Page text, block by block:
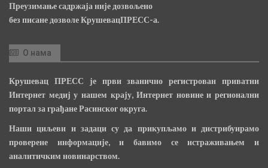
Преузимање садржаја није дозвољено
без писане дозволе КрушевацПРЕСС-а.
О нама
Крушевац ПРЕСС је први званично регистрован приватни
Интернет медиј у нашем крају, Интернет новине и регионални
портал за грађане Расинског округа.
Наши циљеви и задаци су да прикупљамо и дистрибуирамо
проверене информације, и бавимо се истраживањем и
аналитичким новинарством.